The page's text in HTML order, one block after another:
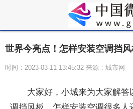
世界今亮点！怎样安装空调挡风
时间：2023-03-11 13:45:32 来源：城市网
大家好，小城来为大家解答